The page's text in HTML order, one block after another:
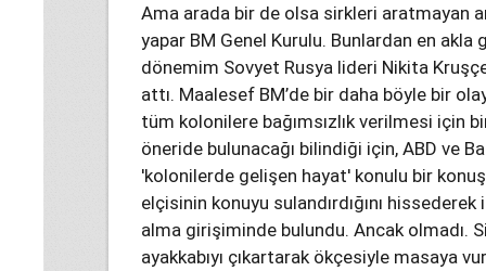
Ama arada bir de olsa sirkleri aratmayan
yapar BM Genel Kurulu. Bunlardan en akla
dönemim Sovyet Rusya lideri Nikita
attı. Maalesef BM’de bir daha böyle bir
tüm kolonilere bağımsızlık verilmesi için
öneride bulunacağı bilindiği için, ABD ve
'kolonilerde gelişen hayat' konulu bir
elçisinin konuyu sulandırdığını
alma girişiminde bulundu. Ancak olmadı.
ayakkabıyı çıkartarak ökçesiyle masaya